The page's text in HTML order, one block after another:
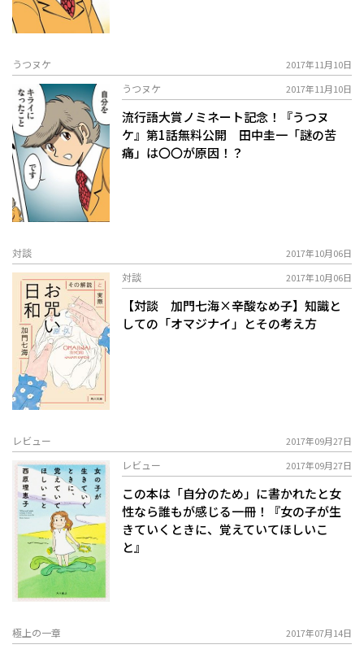
うつヌケ 2017年11月10日
うつヌケ 2017年11月10日
流行語大賞ノミネート記念！『うつヌ
ケ』第1話無料公開 田中圭一「謎の苦
痛」は〇〇が原因！？
対談 2017年10月06日
対談 2017年10月06日
【対談 加門七海×辛酸なめ子】知識と
しての「オマジナイ」とその考え方
レビュー 2017年09月27日
レビュー 2017年09月27日
この本は「自分のため」に書かれた――と女
性なら誰もが感じる一冊！『女の子が生
きていくときに、覚えていてほしいこ
と』
極上の一章 2017年07月14日